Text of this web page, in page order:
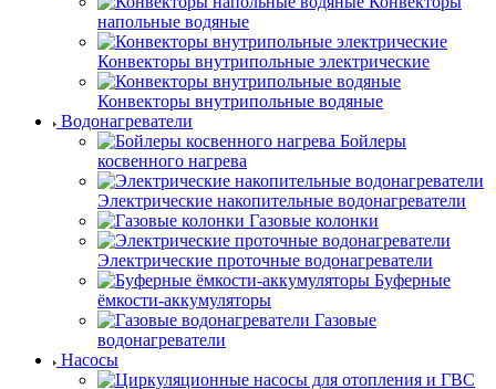
напольные водяные
Конвекторы внутрипольные электрические
Конвекторы внутрипольные водяные
Водонагреватели
Бойлеры
косвенного нагрева
Электрические накопительные водонагреватели
Газовые колонки
Электрические проточные водонагреватели
Буферные
ёмкости-аккумуляторы
Газовые
водонагреватели
Насосы